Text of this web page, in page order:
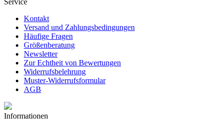
Service
Kontakt
Versand und Zahlungsbedingungen
Häufige Fragen
Größenberatung
Newsletter
Zur Echtheit von Bewertungen
Widerrufsbelehrung
Muster-Widerrufsformular
AGB
Informationen